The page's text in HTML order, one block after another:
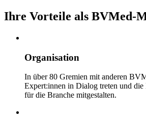
Ihre Vorteile als BVMed-
Organisation
In über 80 Gremien mit anderen
Expert:innen in Dialog treten und die
für die Branche mitgestalten.